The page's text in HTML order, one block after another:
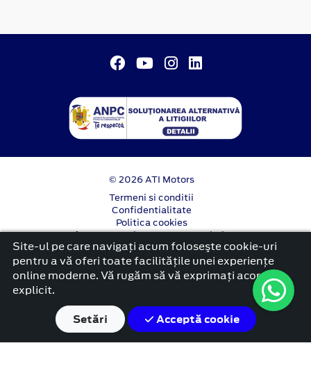
© 2026 ATI Motors
Termeni si conditii
Confidentialitate
Politica cookies
Anunț începere proiect ”PNRR. Fonduri pentru
România modernă și reformată”.
platformă dezvoltată de Workleto
Site-ul pe care navigați acum foloseşte cookie-uri
pentru a vă oferi toate facilitățile unei experiențe
online moderne. Vă rugăm să vă exprimați acordul
explicit.
Setări
Acceptă cookie